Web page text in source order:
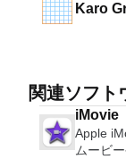
Karo
関連ソフト
iMovie
Apple
ムービ